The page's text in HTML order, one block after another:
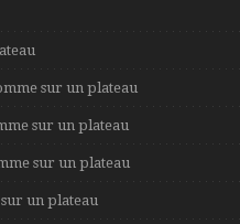
sur un plateau
sur un plateau
sur un plateau
un plateau